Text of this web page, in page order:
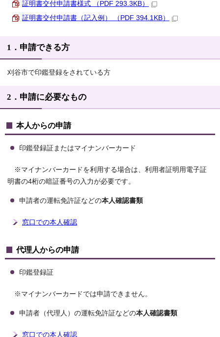
証明書交付申請書様式 （PDF 293.3KB）
証明書交付申請書（記入例） （PDF 394.1KB）
1．申請できる方
刈谷市で印鑑登録をされている方
2．申請に必要なもの
本人からの申請
印鑑登録証またはマイナンバーカード
※マイナンバーカードを利用する場合は、利用者証明用電子証
明書の4桁の暗証番号の入力が必要です。
申請者の運転免許証などの本人確認書類
窓口での本人確認
代理人からの申請
印鑑登録証
※マイナンバーカードでは申請できません。
申請者（代理人）の運転免許証などの本人確認書類
窓口での本人確認